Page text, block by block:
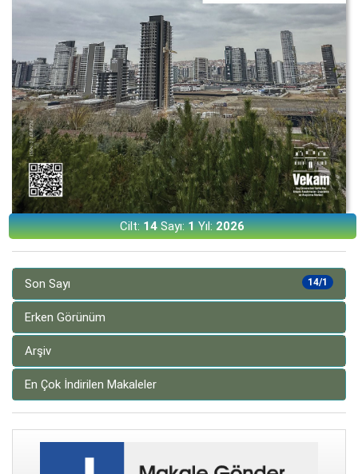
Cilt:14Sayı:1Yıl:2026
14/1
Son Sayı
Erken Görünüm
Arşiv
En Çok İndirilen Makaleler